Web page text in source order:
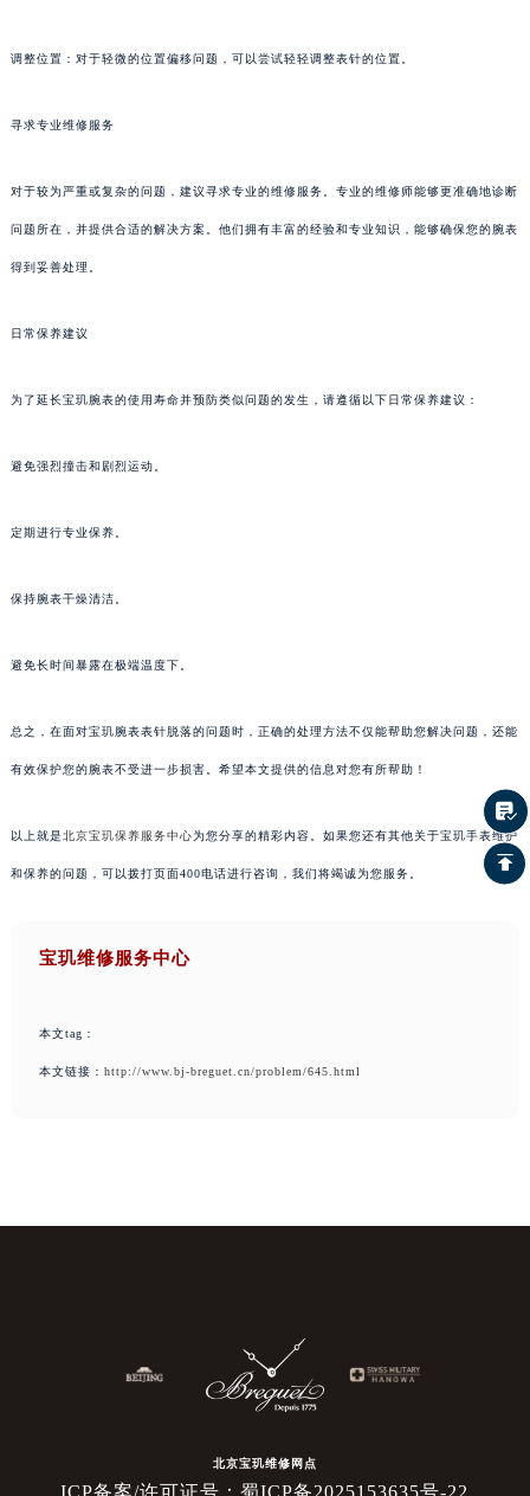
调整位置：对于轻微的位置偏移问题，可以尝试轻轻调整表针的位置。
寻求专业维修服务
对于较为严重或复杂的问题，建议寻求专业的维修服务。专业的维修师能够更准确地诊断
问题所在，并提供合适的解决方案。他们拥有丰富的经验和专业知识，能够确保您的腕表
得到妥善处理。
日常保养建议
为了延长宝玑腕表的使用寿命并预防类似问题的发生，请遵循以下日常保养建议：
避免强烈撞击和剧烈运动。
定期进行专业保养。
保持腕表干燥清洁。
避免长时间暴露在极端温度下。
总之，在面对宝玑腕表表针脱落的问题时，正确的处理方法不仅能帮助您解决问题，还能
有效保护您的腕表不受进一步损害。希望本文提供的信息对您有所帮助！
以上就是北京宝玑保养服务中心为您分享的精彩内容。如果您还有其他关于宝玑手表维护
和保养的问题，可以拨打页面400电话进行咨询，我们将竭诚为您服务。
宝玑维修服务中心
本文tag：
本文链接： http://www.bj-breguet.cn/problem/645.html
北京宝玑维修网点
ICP备案/许可证号：蜀ICP备2025153635号-22